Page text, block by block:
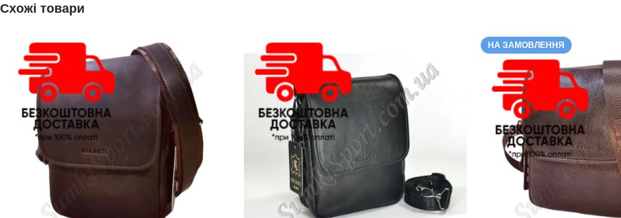
Схожі товари
НА ЗАМОВЛЕННЯ